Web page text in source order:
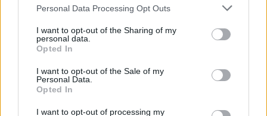
Please note that this website/app uses one or more Google
not limited to your visit or usage behaviour. You may click to
grant or deny consent to Google and its third-party tags to
use your data for below specified purposes in below Google
consent section.
Personal Data Processing Opt Outs
I want to opt-out of the Sharing of my
personal data.
Opted In
I want to opt-out of the Sale of my
Personal Data.
Opted In
I want to opt-out of processing my
Városmajori Szemle (plusz) 2025-ben?
2025.08.25-09.07. I. A
stúdióelőadásokról
• 2025. szeptember 08.